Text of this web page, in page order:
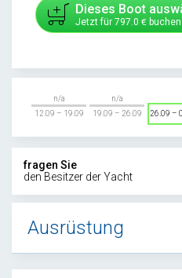
Dieses Boot
Jetzt für 797.0 buchen
n/a
12.09 – 19.09
n/a
19.09 – 26.09
26.09 –
fragen Sie
den Besitzer der Yacht
Ausrüstung